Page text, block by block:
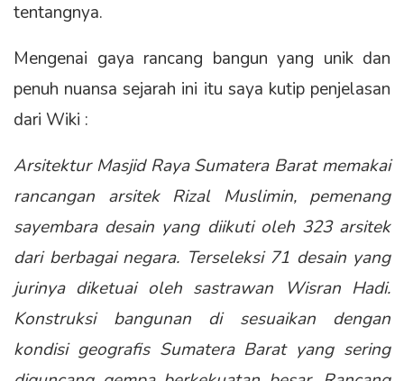
tentangnya.
Mengenai gaya rancang bangun yang unik dan
penuh nuansa sejarah ini itu saya kutip penjelasan
dari Wiki :
Arsitektur Masjid Raya Sumatera Barat memakai
rancangan arsitek Rizal Muslimin, pemenang
sayembara desain yang diikuti oleh 323 arsitek
dari berbagai negara. Terseleksi 71 desain yang
jurinya diketuai oleh sastrawan Wisran Hadi.
Konstruksi bangunan di sesuaikan dengan
kondisi geografis Sumatera Barat yang sering